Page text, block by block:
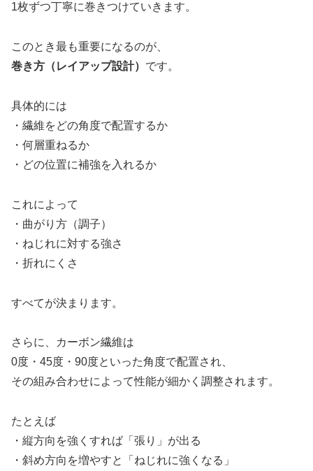
1枚ずつ丁寧に巻きつけていきます。
このとき最も重要になるのが、
巻き方（レイアップ設計） です。
具体的には
・繊維をどの角度で配置するか
・何層重ねるか
・どの位置に補強を入れるか
これによって
・曲がり方（調子）
・ねじれに対する強さ
・折れにくさ
すべてが決まります。
さらに、カーボン繊維は
0度・45度・90度といった角度で配置され、
その組み合わせによって性能が細かく調整されます。
たとえば
・縦方向を強くすれば「張り」が出る
・斜め方向を増やすと「ねじれに強くなる」